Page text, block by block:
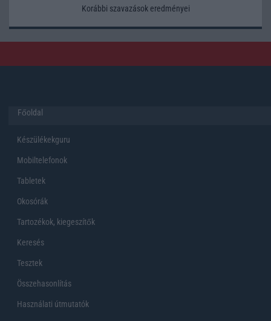
Korábbi szavazások eredményei
Főoldal
Készülékekguru
Mobiltelefonok
Tabletek
Okosórák
Tartozékok, kiegeszítők
Keresés
Tesztek
Összehasonlítás
Használati útmutatók